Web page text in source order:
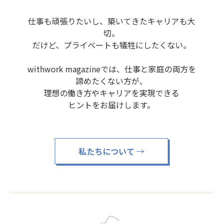
仕事も頑張りたいし、 築いてきたキャリアも大
切。
だけど、プライベートも犠牲にしたくない。
withwork magazineでは、仕事と家庭の両方を
諦めたくない方が、
理想の働き方やキャリアを実現できる
ヒントをお届けします。
私たちについて →